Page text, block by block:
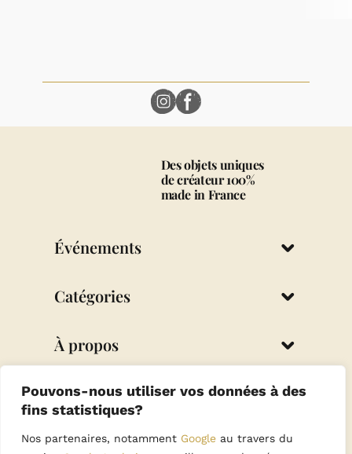
Pouvons-nous utiliser vos données à des
fins statistiques?
Nos partenaires, notamment Google au travers du
Des objets uniques
de créateur 100%
made in France
Événements
Baptême Fille
Communion
Catégories
Événement
Cadeaux invités
À propos
Blog
ByKiki, artisan français